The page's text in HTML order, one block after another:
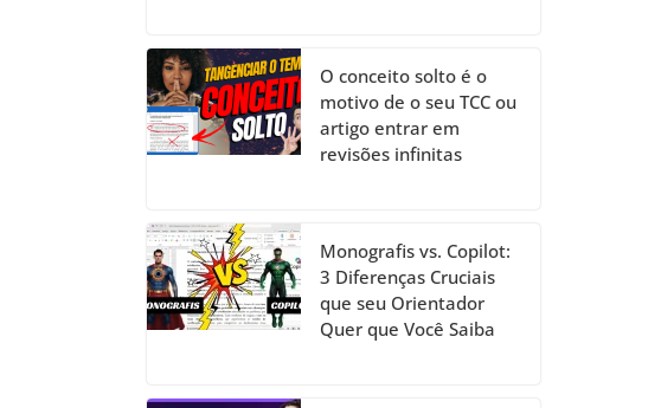
O conceito solto é o
motivo de o seu TCC ou
artigo entrar em
revisões infinitas
Monografis vs. Copilot:
3 Diferenças Cruciais
que seu Orientador
Quer que Você Saiba